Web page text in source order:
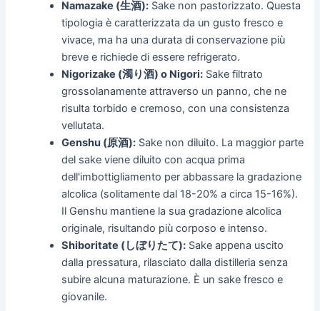
Namazake (生酒): Sake non pastorizzato. Questa
tipologia è caratterizzata da un gusto fresco e
vivace, ma ha una durata di conservazione più
breve e richiede di essere refrigerato.
Nigorizake (濁り酒) o Nigori: Sake filtrato
grossolanamente attraverso un panno, che ne
risulta torbido e cremoso, con una consistenza
vellutata.
Genshu (原酒): Sake non diluito. La maggior parte
del sake viene diluito con acqua prima
dell'imbottigliamento per abbassare la gradazione
alcolica (solitamente dal 18-20% a circa 15-16%).
Il Genshu mantiene la sua gradazione alcolica
originale, risultando più corposo e intenso.
Shiboritate (しぼりたて): Sake appena uscito
dalla pressatura, rilasciato dalla distilleria senza
subire alcuna maturazione. È un sake fresco e
giovanile.